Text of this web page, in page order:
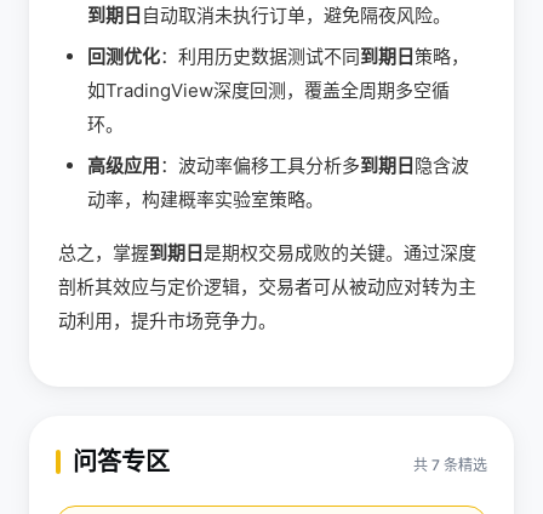
到期日 自动取消未执行订单，避免隔夜风险。
回测优化：利用历史数据测试不同到期日策略，
如TradingView深度回测，覆盖全周期多空循
环。
高级应用：波动率偏移工具分析多到期日隐含波
动率，构建概率实验室策略。
总之，掌握到期日是期权交易成败的关键。通过深度
剖析其效应与定价逻辑，交易者可从被动应对转为主
动利用，提升市场竞争力。
问答专区 共 7 条精选